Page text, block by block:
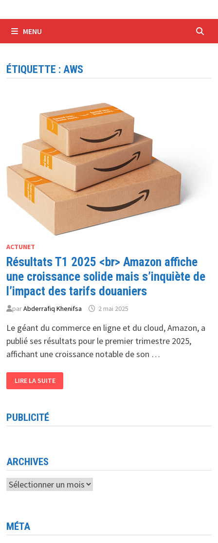
MENU
ÉTIQUETTE : AWS
ACTUNET
Résultats T1 2025 <br> Amazon affiche
une croissance solide mais s’inquiète de
l’impact des tarifs douaniers
parAbderrafiq Khenifsa 2 mai 2025
Le géant du commerce en ligne et du cloud, Amazon, a
publié ses résultats pour le premier trimestre 2025,
affichant une croissance notable de son …
T1
2025
UNE
CROISSANCE
L’IMPACT
DES
TARIFS
DOUANIERS
LIRE LA SUITE
PUBLICITÉ
ARCHIVES
Archives
MÉTA